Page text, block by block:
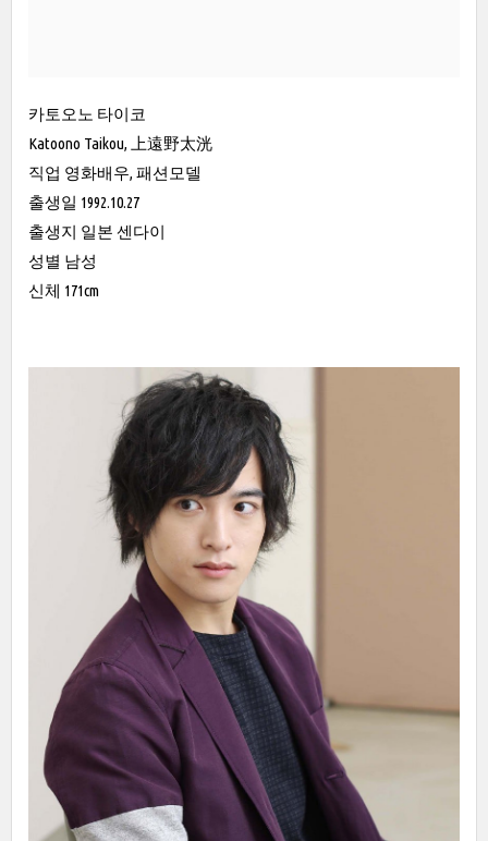
카토오노 타이코
Katoono Taikou, 上遠野太洸
직업 영화배우, 패션모델
출생일 1992.10.27
출생지 일본 센다이
성별 남성
신체 171cm